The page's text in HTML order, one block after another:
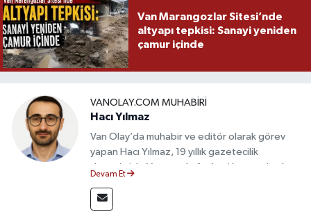
Van Marangozlar Sitesi’nde
altyapı tepkisi: Sanayi yeniden
çamur içinde
VANOLAY.COM MUHABIRI
Hacı Yılmaz
Van Olay’da muhabir ve editör olarak görev
yapan Hacı Yılmaz, 19 yıllık gazetecilik
deneyimiyle Van yerel gündemi başta olmak
takip etmektedir. Editoryal sürece katkı sunan
Yılmaz, tarafsızlık, doğruluk ve etik ilkeler
Devam Et